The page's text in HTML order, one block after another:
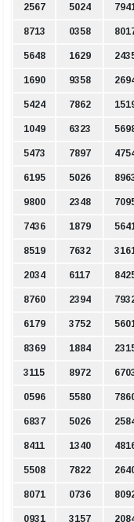
2567 5024
8713 0358
5648 1629
1690 9358
5424 7862
1049 6323
5473 7897
6195 5026
9800 2348
7436 1879
8519 7632
2034 6117
8760 2394
6179 3752
8369 1884
3115 8972
0596 5580
6837 5026
8411 1340
5508 7822
8071 0736
0931 3157